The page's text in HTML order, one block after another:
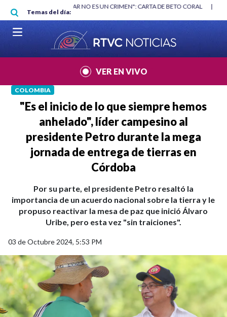
Pasar al contenido principal
Temas del día:
"HABLAR NO ES UN CRIMEN": CARTA DE BETO CORAL |
VER EN VIVO
COLOMBIA
"Es el inicio de lo que siempre hemos
anhelado", líder campesino al
presidente Petro durante la mega
jornada de entrega de tierras en
Córdoba
Por su parte, el presidente Petro resaltó la
importancia de un acuerdo nacional sobre la tierra y le
propuso reactivar la mesa de paz que inició Álvaro
Uribe, pero esta vez "sin traiciones".
03 de Octubre 2024, 5:53 PM